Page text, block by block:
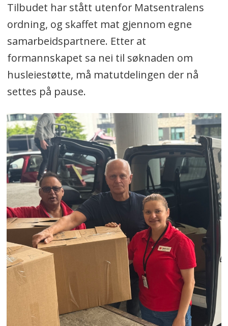
Tilbudet har stått utenfor Matsentralens
ordning, og skaffet mat gjennom egne
samarbeidspartnere. Etter at
formannskapet sa nei til søknaden om
husleiestøtte, må matutdelingen der nå
settes på pause.